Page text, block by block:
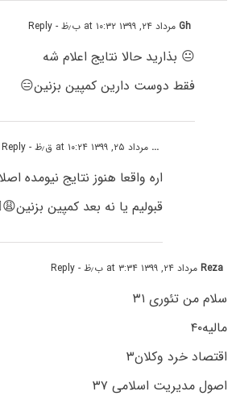
Gh مرداد ۲۴, ۱۳۹۹ at ۱۰:۳۲ ب٫ظ - Reply
😐 بذارید حالا نتایج اعلام شه
فقط دوست دارین کمپین بزنین😑
... مرداد ۲۵, ۱۳۹۹ at ۱۰:۲۴ ق٫ظ - Reply
اره واقعا هنوز نتایج نیومده
قبولیم یا نه بعد کمپین
Rezaمرداد ۲۴, ۱۳۹۹ at ۳:۳۴ ب٫ظ - Reply
سلام من تئوری ۳۱
مالیه۴۰
اقتصاد خرد و‌کلان۳
اصول مدیریت اسلامی ۳۷